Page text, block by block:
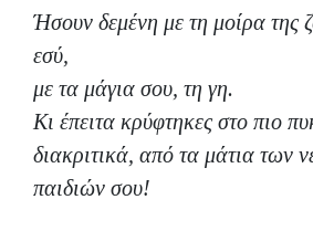
Ήσουν δεμένη με τη μοίρα της
εσύ,
με τα μάγια σου, τη γη.
Κι έπειτα κρύφτηκες στο πιο
διακριτικά, από τα μάτια των
παιδιών σου!